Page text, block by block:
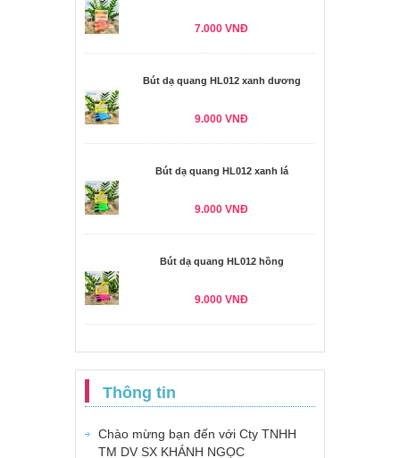
7.000 VNĐ
Bút dạ quang HL012 xanh dương
9.000 VNĐ
Bút dạ quang HL012 xanh lá
9.000 VNĐ
Bút dạ quang HL012 hồng
9.000 VNĐ
Thông tin
Chào mừng bạn đến với Cty TNHH
TM DV SX KHÁNH NGỌC